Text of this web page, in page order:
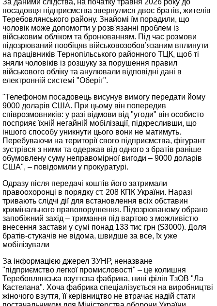
За даними слідства, на початку травня 2026 року до
посадовця підприємства звернулися двоє братів, жителів
Теребовлянського району. Знайомі їм порадили, що
чоловік може допомогти у розв'язанні проблем із
військовим обліком та бронюванням. Під час розмови
підозрюваний пообіцяв військовозобов’язаним вплинути
на працівників Тернопільського районного ТЦК, щоб ті
зняли чоловіків із розшуку за порушення правил
військового обліку та анулювали відповідні дані в
електронній системі "Оберіг".
"Телефоном посадовець висунув вимогу передати йому
9000 доларів США. При цьому він попередив
співрозмовників: у разі відмови від "угоди" він особисто
посприяє їхній негайній мобілізації, підкресливши, що
іншого способу уникнути цього вони не матимуть.
Перебуваючи на території свого підприємства, фігурант
зустрівся з ними та одержав від одного з братів раніше
обумовлену суму неправомірної вигоди – 9000 доларів
США", – повідомили у прокуратурі.
Одразу після передачі коштів його затримали
правоохоронці в порядку ст. 208 КПК України. Наразі
тривають слідчі дії для встановлення всіх обставин
кримінального правопорушення. Підозрюваному обрано
запобіжний захід – тримання під вартою з можливістю
внесення застави у сумі понад 133 тис грн ($3000). Доля
братів-стукачів не відома, швидше за все, їх уже
мобілізували
За інформацією джерел ЗУНР, неназване
"підприємство легкої промисловості" – це колишня
Теребовлянська взуттєва фабрика, нині філія ТзОВ "Ла
Кастелана". Хоча фабрика спеціалізується на виробництві
жіночого взуття, її керівництво не втрачає надій стати